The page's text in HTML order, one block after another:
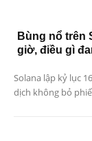
Bùng nổ trên
giờ, điều gì
Solana lập kỷ lục
dịch không bỏ